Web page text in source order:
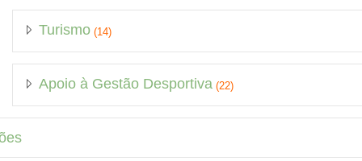
Turismo (14)
Apoio à Gestão Desportiva (22)